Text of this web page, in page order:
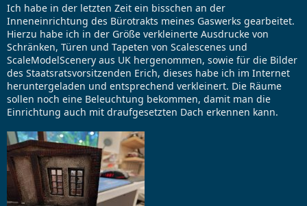
Ich habe in der letzten Zeit ein bisschen an der
Inneneinrichtung des Bürotrakts meines Gaswerks gearbeitet.
Hierzu habe ich in der Größe verkleinerte Ausdrucke von
Schränken, Türen und Tapeten von Scalescenes und
ScaleModelScenery aus UK hergenommen, sowie für die Bilder
des Staatsratsvorsitzenden Erich, dieses habe ich im Internet
heruntergeladen und entsprechend verkleinert. Die Räume
sollen noch eine Beleuchtung bekommen, damit man die
Einrichtung auch mit draufgesetzten Dach erkennen kann.